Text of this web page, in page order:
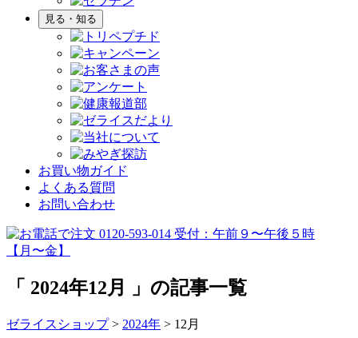
見る・知る
お買い物ガイド
よくある質問
お問い合わせ
「 2024年12月 」の記事一覧
ゼライスショップ> 2024年 > 12月